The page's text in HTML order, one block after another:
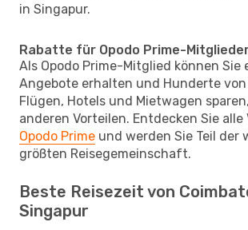
in Singapur.
Rabatte für Opodo Prime-
Als Opodo Prime-Mitglied können Sie
Angebote erhalten und Hunderte von
Flügen, Hotels und Mietwagen
anderen Vorteilen. Entdecken Sie alle
Opodo Prime und werden Sie Teil der
größten Reisegemeinschaft.
Beste Reisezeit von
Singapur